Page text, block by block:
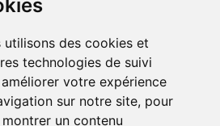
utilisons des cookies et
technologies de suivi
votre expérience
sur notre site, pour
un contenu